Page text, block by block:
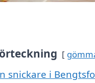
snickare i